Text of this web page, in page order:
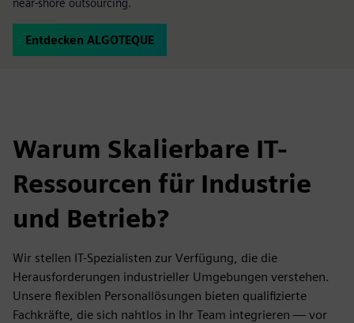
near-shore outsourcing.
Entdecken ALGOTEQUE
Warum Skalierbare IT-
Ressourcen für Industrie
und Betrieb?
Wir stellen IT-Spezialisten zur Verfügung, die die
Herausforderungen industrieller Umgebungen verstehen.
Unsere flexiblen Personallösungen bieten qualifizierte
Fachkräfte, die sich nahtlos in Ihr Team integrieren — vor